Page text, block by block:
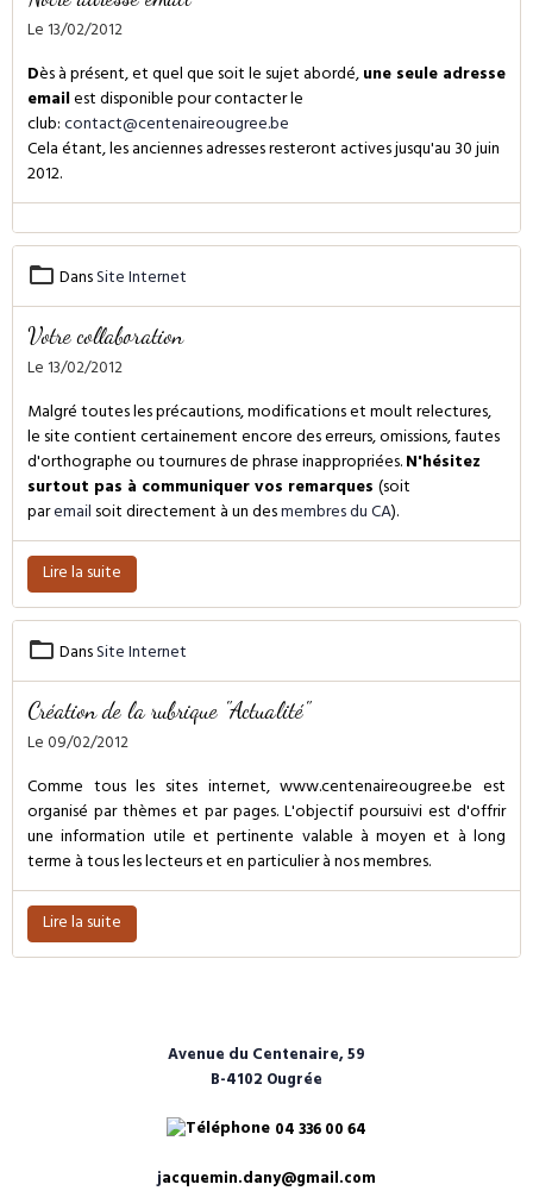
Le 13/02/2012
Dès à présent, et quel que soit le sujet abordé,une seule adresse
emailest disponible pour contacter le
club:contact@centenaireougree.be
Cela étant, les anciennes adresses resteront actives jusqu'au 30 juin
2012.
DansSite Internet
Votre collaboration
Le 13/02/2012
Malgré toutes les précautions, modifications et moult relectures,
le site contient certainement encore des erreurs, omissions, fautes
d'orthographe ou tournures de phrase inappropriées.N'hésitez
surtout pas à communiquer vos remarques(soit
paremailsoit directement à un desmembres du CA).
Lire la suite
DansSite Internet
Création de la rubrique "Actualité"
Le 09/02/2012
Comme tous les sites internet, www.centenaireougree.be est
organisé par thèmes et par pages. L'objectif poursuivi est d'offrir
une information utile et pertinente valable à moyen et à long
terme à tous les lecteurs et en particulier à nos membres.
Lire la suite
Avenue du Centenaire, 59
B-4102 Ougrée
04 336 00 64
jacquemin.dany@gmail.com